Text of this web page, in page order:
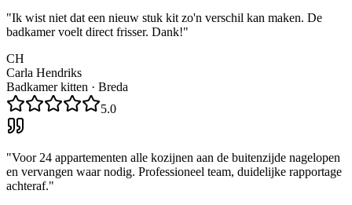
"Ik wist niet dat een nieuw stuk kit zo'n verschil kan maken. De
badkamer voelt direct frisser. Dank!"
CH
Carla Hendriks
Badkamer kitten · Breda
5.0
"Voor 24 appartementen alle kozijnen aan de buitenzijde nagelopen
en vervangen waar nodig. Professioneel team, duidelijke rapportage
achteraf."